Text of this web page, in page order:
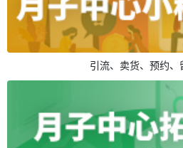
引流、卖货、预约、